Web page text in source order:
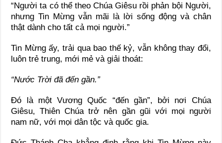
“Người ta có thể theo Chúa Giêsu rồi phản bội Người,
nhưng Tin Mừng vẫn mãi là lời sống động và chân
thật dành cho tất cả mọi người.”
Tin Mừng ấy, trải qua bao thế kỷ, vẫn không thay đổi,
luôn trẻ trung, mới mẻ và giải thoát:
“Nước Trời đã đến gần.”
Đó là một Vương Quốc “đến gần”, bởi nơi Chúa
Giêsu, Thiên Chúa trở nên gần gũi với mọi người
nam nữ, với mọi dân tộc và quốc gia.